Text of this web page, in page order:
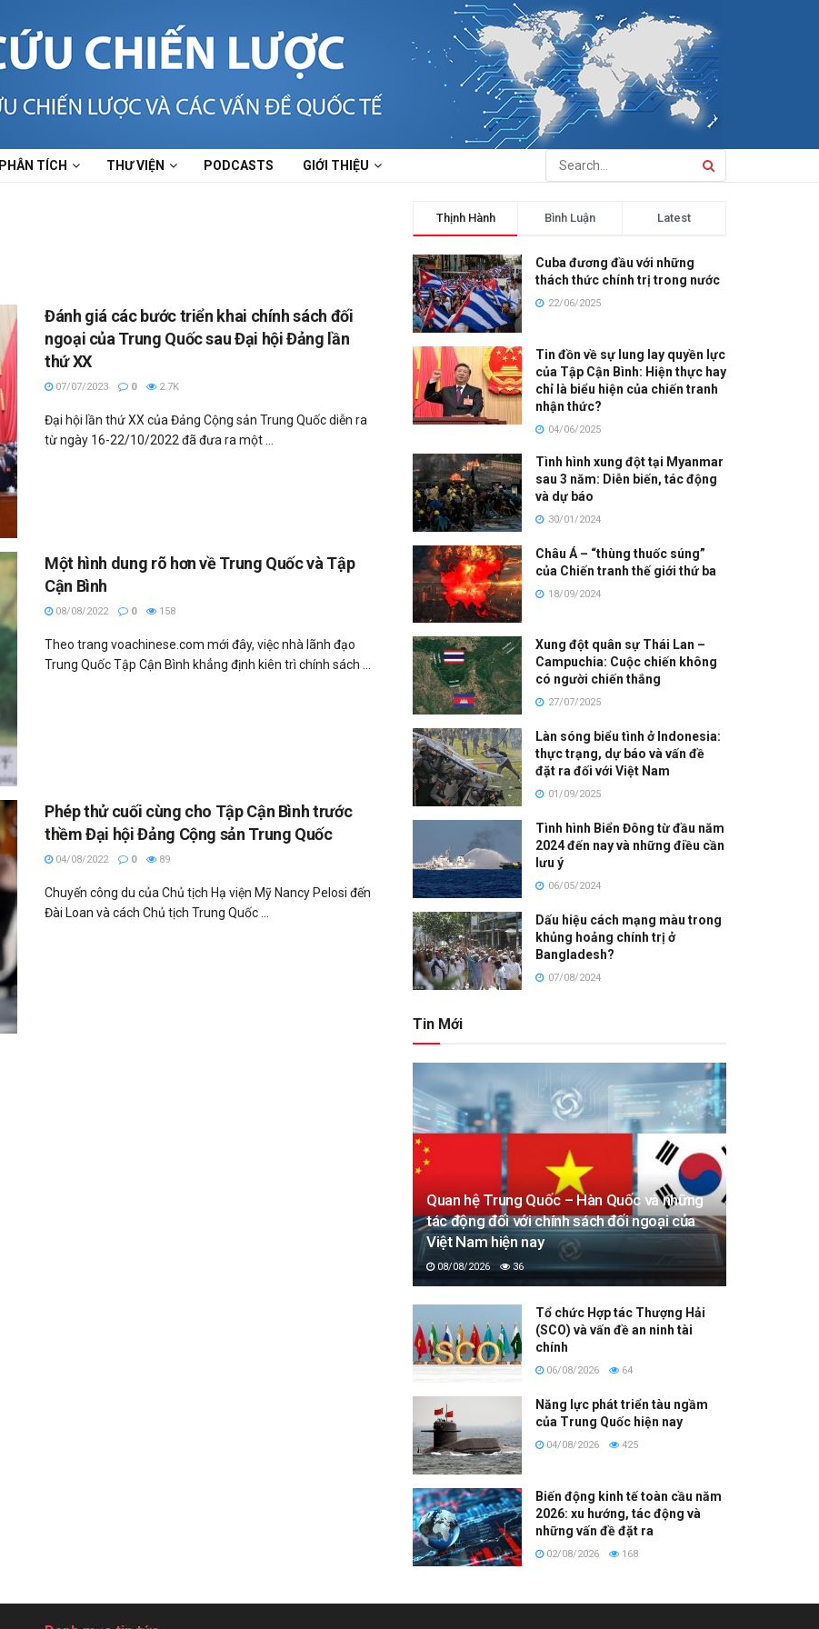
PHÂN TÍCH THƯ VIỆN PODCASTS GIỚI THIỆU
Đánh giá các bước triển khai chính sách đối
ngoại của Trung Quốc sau Đại hội Đảng lần
thứ XX
07/07/2023 0 2.7K
Đại hội lần thứ XX của Đảng Cộng sản Trung Quốc diễn ra
từ ngày 16-22/10/2022 đã đưa ra một ...
Một hình dung rõ hơn về Trung Quốc và Tập
Cận Bình
08/08/2022 0 158
Theo trang voachinese.com mới đây, việc nhà lãnh đạo
Trung Quốc Tập Cận Bình khẳng định kiên trì chính sách ...
Phép thử cuối cùng cho Tập Cận Bình trước
thềm Đại hội Đảng Cộng sản Trung Quốc
04/08/2022 0 89
Chuyến công du của Chủ tịch Hạ viện Mỹ Nancy Pelosi đến
Đài Loan và cách Chủ tịch Trung Quốc ...
Thịnh Hành Bình Luận Latest
Cuba đương đầu với những
thách thức chính trị trong nước
22/06/2025
Tin đồn về sự lung lay quyền lực
của Tập Cận Bình: Hiện thực hay
chỉ là biểu hiện của chiến tranh
nhận thức?
04/06/2025
Tình hình xung đột tại Myanmar
sau 3 năm: Diễn biến, tác động
và dự báo
30/01/2024
Châu Á – “thùng thuốc súng”
của Chiến tranh thế giới thứ ba
18/09/2024
Xung đột quân sự Thái Lan –
Campuchia: Cuộc chiến không
có người chiến thắng
27/07/2025
Làn sóng biểu tình ở Indonesia:
thực trạng, dự báo và vấn đề
đặt ra đối với Việt Nam
01/09/2025
Tình hình Biển Đông từ đầu năm
2024 đến nay và những điều cần
lưu ý
06/05/2024
Dấu hiệu cách mạng màu trong
khủng hoảng chính trị ở
Bangladesh?
07/08/2024
Tin Mới
Quan hệ Trung Quốc – Hàn Quốc và những
tác động đối với chính sách đối ngoại của
Việt Nam hiện nay
08/08/2026 36
Tổ chức Hợp tác Thượng Hải
(SCO) và vấn đề an ninh tài
chính
06/08/2026 64
Năng lực phát triển tàu ngầm
của Trung Quốc hiện nay
04/08/2026 425
Biến động kinh tế toàn cầu năm
2026: xu hướng, tác động và
những vấn đề đặt ra
02/08/2026 168